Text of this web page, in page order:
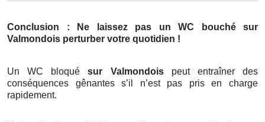
Conclusion : Ne laissez pas un WC bouché sur
Valmondois perturber votre quotidien !
Un WC bloquésur Valmondois peut entraîner des
conséquences gênantes s’il n’est pas pris en charge
rapidement.